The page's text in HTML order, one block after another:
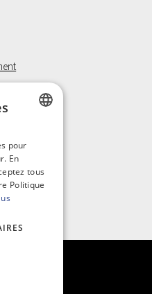
FRENCH
pour
En
tous
Politique